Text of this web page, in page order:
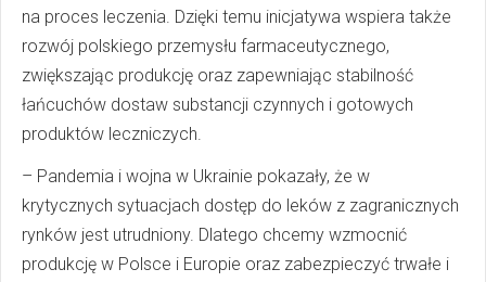
na proces leczenia. Dzięki temu inicjatywa wspiera także
rozwój polskiego przemysłu farmaceutycznego,
zwiększając produkcję oraz zapewniając stabilność
łańcuchów dostaw substancji czynnych i gotowych
produktów leczniczych.
– Pandemia i wojna w Ukrainie pokazały, że w
krytycznych sytuacjach dostęp do leków z zagranicznych
rynków jest utrudniony. Dlatego chcemy wzmocnić
produkcję w Polsce i Europie oraz zabezpieczyć trwałe i